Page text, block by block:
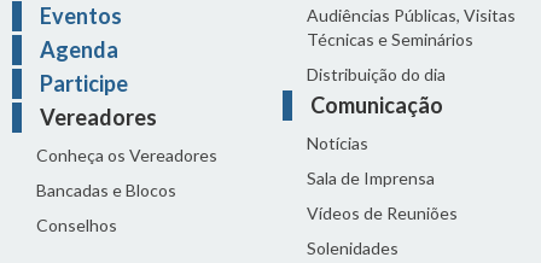
Eventos
Agenda
Participe
Vereadores
Conheça os Vereadores
Bancadas e Blocos
Conselhos
Audiências Públicas, Visitas
Técnicas e Seminários
Distribuição do dia
Comunicação
Notícias
Sala de Imprensa
Vídeos de Reuniões
Solenidades